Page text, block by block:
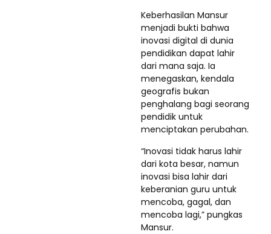
Keberhasilan Mansur
menjadi bukti bahwa
inovasi digital di dunia
pendidikan dapat lahir
dari mana saja. Ia
menegaskan, kendala
geografis bukan
penghalang bagi seorang
pendidik untuk
menciptakan perubahan.
“Inovasi tidak harus lahir
dari kota besar, namun
inovasi bisa lahir dari
keberanian guru untuk
mencoba, gagal, dan
mencoba lagi,” pungkas
Mansur.